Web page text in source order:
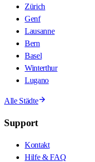
Zürich
Genf
Lausanne
Bern
Basel
Winterthur
Lugano
Alle Städte
Support
Kontakt
Hilfe & FAQ